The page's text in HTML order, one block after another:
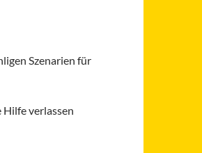
Szenarien für
verlassen